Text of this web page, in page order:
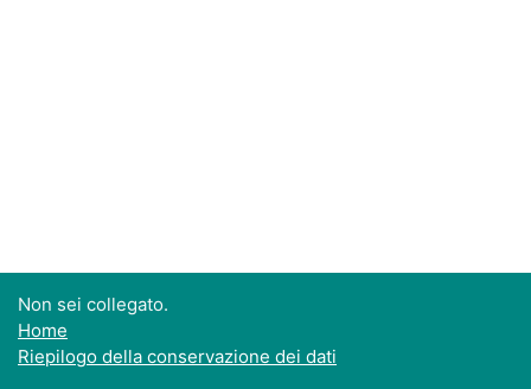
Non sei collegato.
Home
Riepilogo della conservazione dei dati